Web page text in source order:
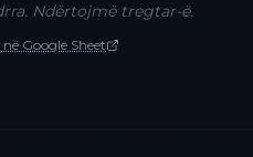
Ndërtojmë tregtar-ë.
Google Sheet